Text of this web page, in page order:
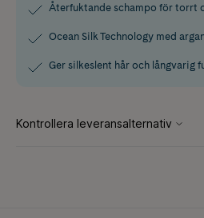
Återfuktande schampo för torrt
Ocean Silk Technology med
Ger silkeslent hår och långvarig